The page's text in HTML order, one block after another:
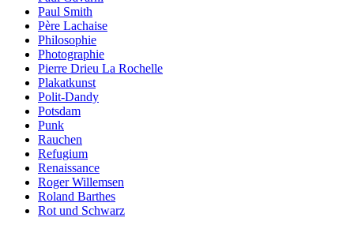
Paul Smith
Père Lachaise
Philosophie
Photographie
Pierre Drieu La Rochelle
Plakatkunst
Polit-Dandy
Potsdam
Punk
Rauchen
Refugium
Renaissance
Roger Willemsen
Roland Barthes
Rot und Schwarz